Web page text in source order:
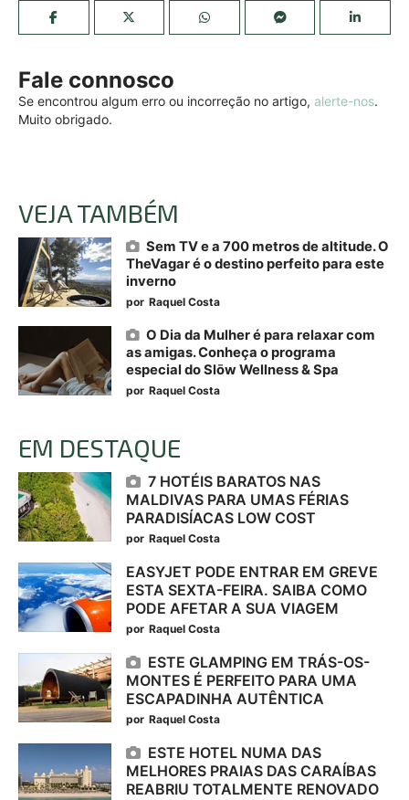
Fale connosco
Se encontrou algum erro ou incorreção no artigo, alerte-nos.
Muito obrigado.
VEJA TAMBÉM
Sem TV e a 700 metros de altitude. O
TheVagar é o destino perfeito para este
inverno
por Raquel Costa
O Dia da Mulher é para relaxar com
as amigas. Conheça o programa
especial do Slōw Wellness & Spa
por Raquel Costa
EM DESTAQUE
7 HOTÉIS BARATOS NAS
MALDIVAS PARA UMAS FÉRIAS
PARADISÍACAS LOW COST
por Raquel Costa
EASYJET PODE ENTRAR EM GREVE
ESTA SEXTA-FEIRA. SAIBA COMO
PODE AFETAR A SUA VIAGEM
por Raquel Costa
ESTE GLAMPING EM TRÁS-OS-
MONTES É PERFEITO PARA UMA
ESCAPADINHA AUTÊNTICA
por Raquel Costa
ESTE HOTEL NUMA DAS
MELHORES PRAIAS DAS CARAÍBAS
REABRIU TOTALMENTE RENOVADO